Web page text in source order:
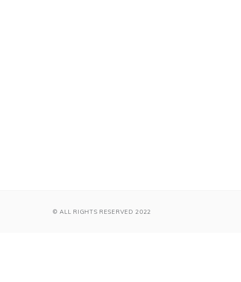
© ALL RIGHTS RESERVED 2022